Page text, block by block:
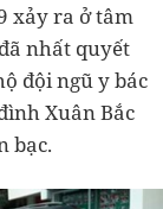
xảy ra ở tâm
nhất quyết
đội ngũ y bác
Xuân Bắc
bạc.